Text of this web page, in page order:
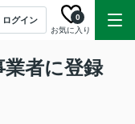
ログイン
お気に入り
0
者に登録